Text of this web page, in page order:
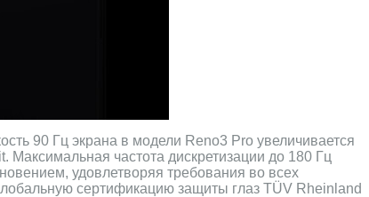
90 Гц экрана в модели Reno3 Pro увеличивается
частота дискретизации до 180 Гц
удовлетворяя требования во всех
сертификацию защиты глаз TÜV Rheinland